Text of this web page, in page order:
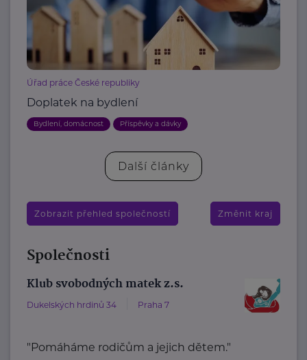
Úřad práce České republiky
Doplatek na bydlení
Bydlení, domácnost Příspěvky a dávky
Další články
Zobrazit přehled společností Změnit kraj
Společnosti
Klub svobodných matek z.s.
Dukelských hrdinů 34 Praha 7
"Pomáháme rodičům a jejich dětem."